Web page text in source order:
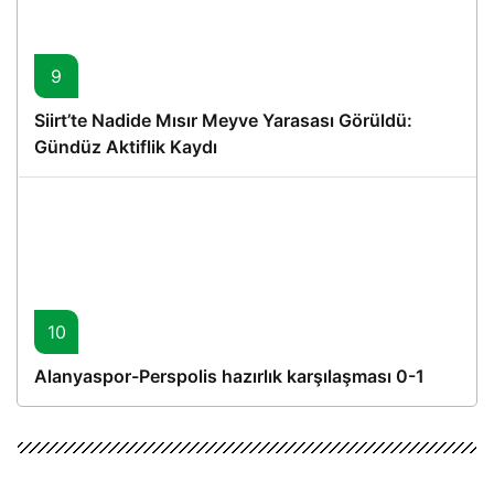
9
Siirt’te Nadide Mısır Meyve Yarasası Görüldü:
Gündüz Aktiflik Kaydı
10
Alanyaspor-Perspolis hazırlık karşılaşması 0-1